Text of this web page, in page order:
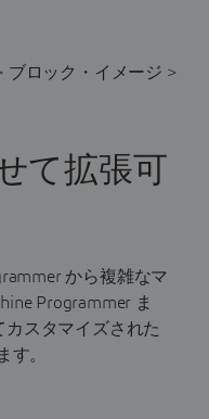
て拡張可
から複雑なマ
Programmer ま
スタマイズされた
す。